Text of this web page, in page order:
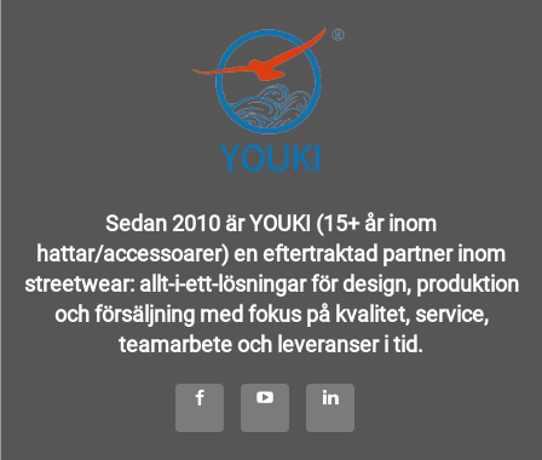
Sedan 2010 är YOUKI (15+ år inom
hattar/accessoarer) en eftertraktad partner inom
streetwear: allt-i-ett-lösningar för design, produktion
och försäljning med fokus på kvalitet, service,
teamarbete och leveranser i tid.